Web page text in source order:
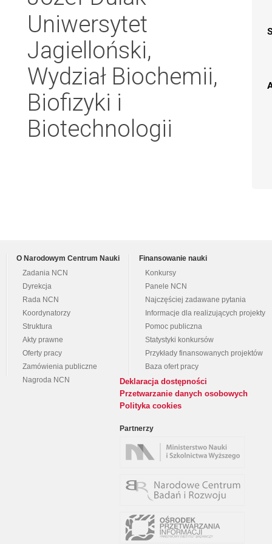
Uniwersytet
Jagielloński,
Wydział Biochemii,
Biofizyki i
Biotechnologii
O Narodowym Centrum Nauki
Zadania NCN
Dyrekcja
Rada NCN
Koordynatorzy
Struktura
Akty prawne
Oferty pracy
Zamówienia publiczne
Nagroda NCN
Finansowanie nauki
Konkursy
Panele NCN
Najczęściej zadawane pytania
Informacje dla realizujących projekty
Pomoc publiczna
Statystyki konkursów
Przykłady finansowanych projektów
Baza ofert pracy
Deklaracja dostępności
Przetwarzanie danych osobowych
Polityka cookies
Partnerzy